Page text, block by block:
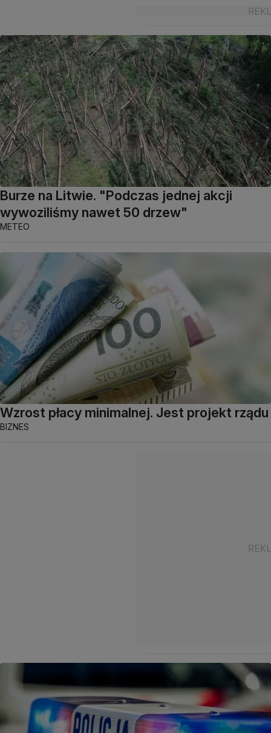
Burze na Litwie. "Podczas jednej akcji
wywoziliśmy nawet 50 drzew"
METEO
Wzrost płacy minimalnej. Jest projekt rządu
BIZNES